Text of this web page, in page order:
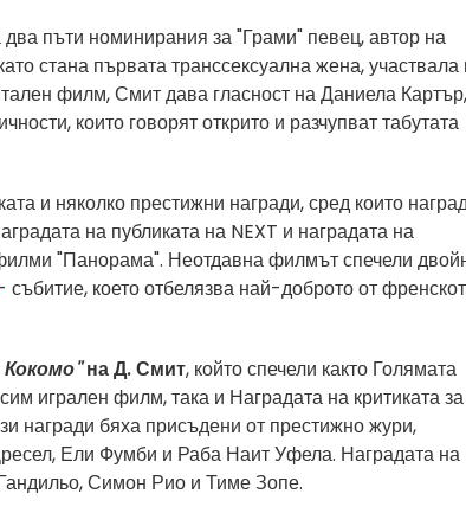
пъти номинирания за "Грами" певец, автор на
стана първата транссексуална жена, участвала
филм, Смит дава гласност на Даниела Картър,
които говорят открито и разчупват табутата
и няколко престижни награди, сред които
на публиката на NEXT и наградата на
"Панорама". Неотдавна филмът спечели
събитие, което отбелязва най-доброто от
на Д. Смит, който спечели както Голямата
игрален филм, така и Наградата на критиката за
награди бяха присъдени от престижно жури,
Ели Фумби и Раба Наит Уфела. Наградата на
Симон Рио и Тиме Зопе.